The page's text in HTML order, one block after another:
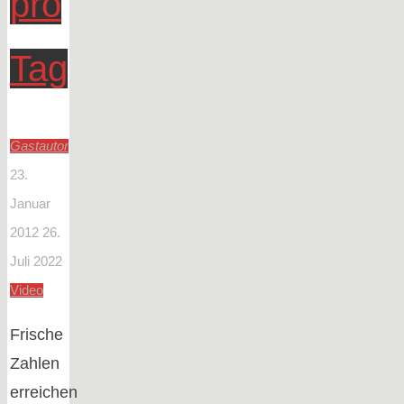
Tag
Gastautor
23.
Januar
2012 26.
Juli 2022
Video
Frische
Zahlen
erreichen